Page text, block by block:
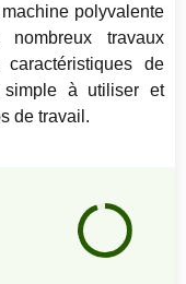
polyvalente
travaux
de
à utiliser et
de travail.
avis
95%